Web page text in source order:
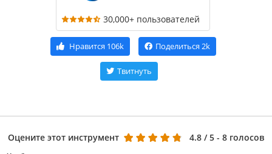
30,000+ пользователей
Нравится 106k Поделиться 2k
Твитнуть
Оцените этот инструмент 4.8 / 5 - 8 голосов